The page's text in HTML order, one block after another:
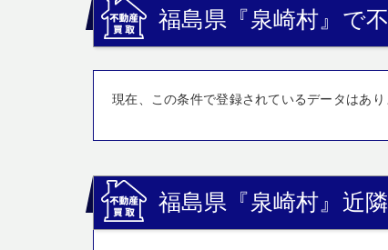
福島県『泉崎村』で
現在、この条件で登録されているデータはあり
福島県『泉崎村』近